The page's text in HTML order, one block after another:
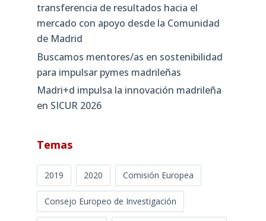
transferencia de resultados hacia el
mercado con apoyo desde la Comunidad
de Madrid
Buscamos mentores/as en sostenibilidad
para impulsar pymes madrileñas
Madri+d impulsa la innovación madrileña
en SICUR 2026
Temas
2019 2020 Comisión Europea
Consejo Europeo de Investigación